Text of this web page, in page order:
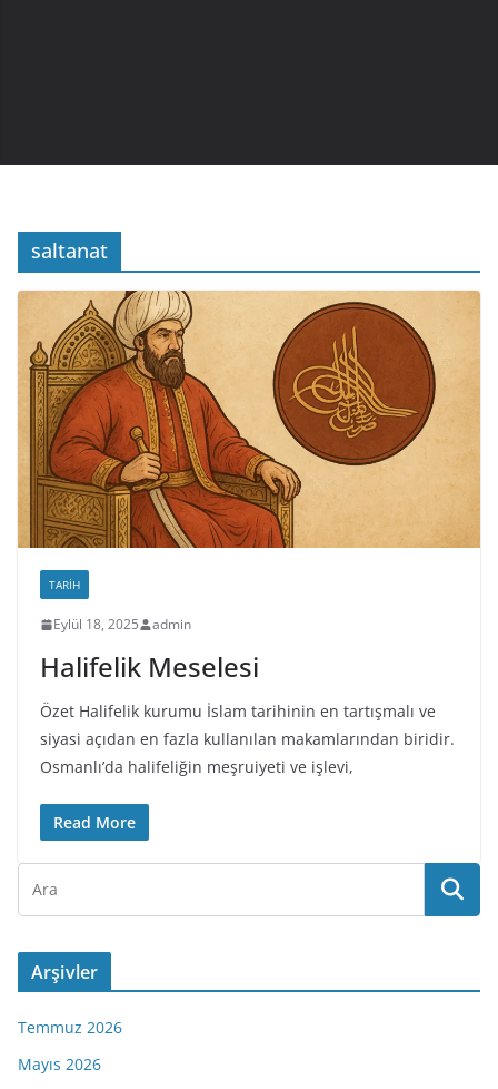
saltanat
TARIH
Eylül 18, 2025 admin
Halifelik Meselesi
Özet Halifelik kurumu İslam tarihinin en tartışmalı ve
siyasi açıdan en fazla kullanılan makamlarından biridir.
Osmanlı’da halifeliğin meşruiyeti ve işlevi,
Read More
Arşivler
Temmuz 2026
Mayıs 2026